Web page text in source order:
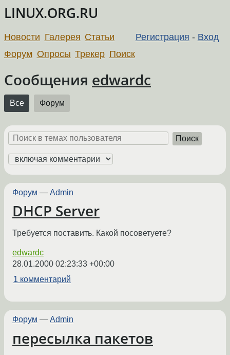
LINUX.ORG.RU
Регистрация - Вход
Новости Галерея Статьи
Форум Опросы Трекер Поиск
Сообщения edwardc
Все Форум
Поиск
Форум — Admin
DHCP Server
Требуется поставить. Какой посоветуете?
edwardc
28.01.2000 02:23:33 +00:00
1 комментарий
Форум — Admin
пересылка пакетов